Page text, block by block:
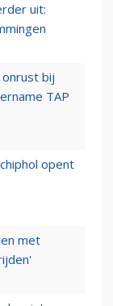
uit:
bij
TAP
opent
met